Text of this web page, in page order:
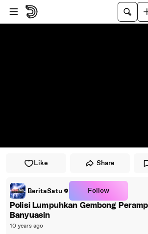
Skip to player
Skip to main content
Like Share
BeritaSatu Follow
Polisi Lumpuhkan Gembong
Banyuasin
10 years ago